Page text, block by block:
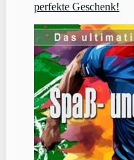
perfekte Geschenk!